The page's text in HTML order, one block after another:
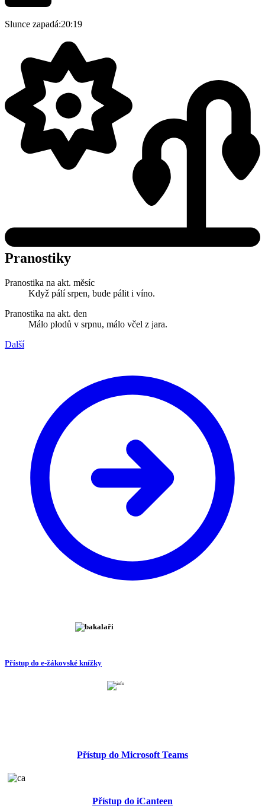
Slunce zapadá:20:19
Pranostiky
Pranostika na akt. měsíc
Když pálí srpen, bude pálit i víno.
Pranostika na akt. den
Málo plodů v srpnu, málo včel z jara.
Další
Přístup do e-žákovské knížky
Přístup do Microsoft Teams
Přístup do iCanteen